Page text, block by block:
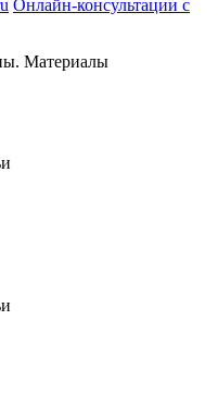
Онлайн-консультации с
Материалы